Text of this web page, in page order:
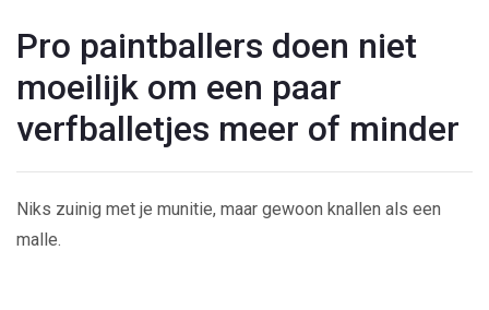
Pro paintballers doen niet
moeilijk om een paar
verfballetjes meer of minder
Niks zuinig met je munitie, maar gewoon knallen als een
malle.